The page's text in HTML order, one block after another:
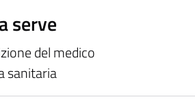
serve
del medico
sanitaria